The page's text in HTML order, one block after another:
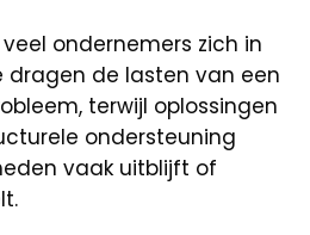
ondernemers zich in
dragen de lasten van een
terwijl oplossingen
ondersteuning
vaak uitblijft of